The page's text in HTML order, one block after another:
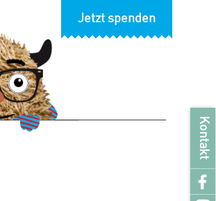
Jetzt spenden
Kontakt